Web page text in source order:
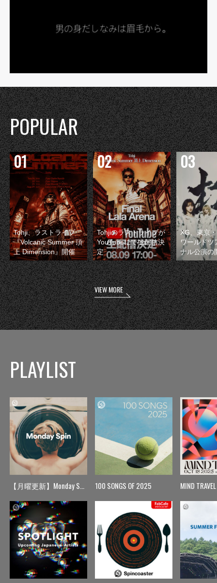
POPULAR
Tohji、ラストライブ
『Volcanic Summer 頂
上 Dimension』開催
Tohjiのラストライブが
YouTubeにて生配信決
定
XG、東京
ワールドツ
ナル公演の
VIEW MORE
PLAYLIST
【月曜更新】Monday Spin 100 SONGS OF 2025 MIND TRAVEL